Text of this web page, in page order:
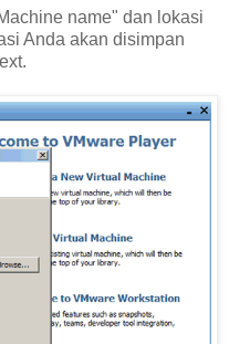
name" dan lokasi
Anda akan disimpan